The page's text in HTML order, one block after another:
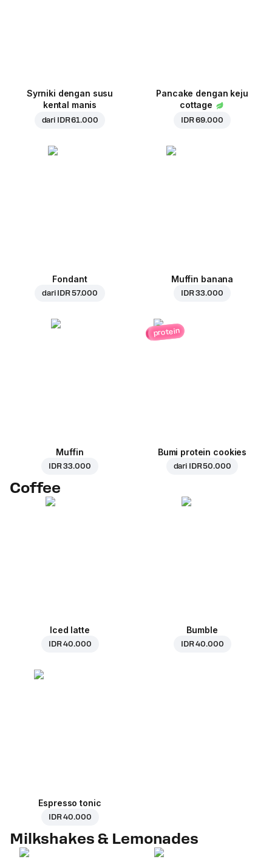
Syrniki dengan susu
kental manis
dari IDR 61.000
Pancake dengan keju
cottage
IDR 69.000
Fondant
dari IDR 57.000
Muffin banana
IDR 33.000
Muffin
IDR 33.000
protein
Bumi protein cookies
dari IDR 50.000
Coffee
Iced latte
IDR 40.000
Bumble
IDR 40.000
Espresso tonic
IDR 40.000
Milkshakes & Lemonades